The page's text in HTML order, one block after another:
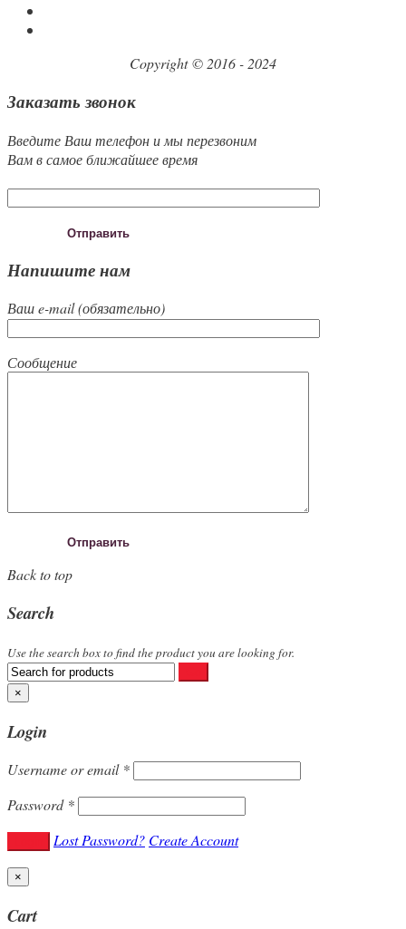
Copyright © 2016 - 2024
Заказать звонок
Введите Ваш телефон и мы перезвоним
Вам в самое ближайшее время
Напишите нам
Ваш e-mail (обязательно)
Сообщение
Back to top
Search
Use the search box to find the product you are looking for.
×
Login
Username or email *
Password *
Lost Password? Create Account
×
Cart